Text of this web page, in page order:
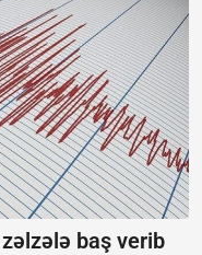
baş verib